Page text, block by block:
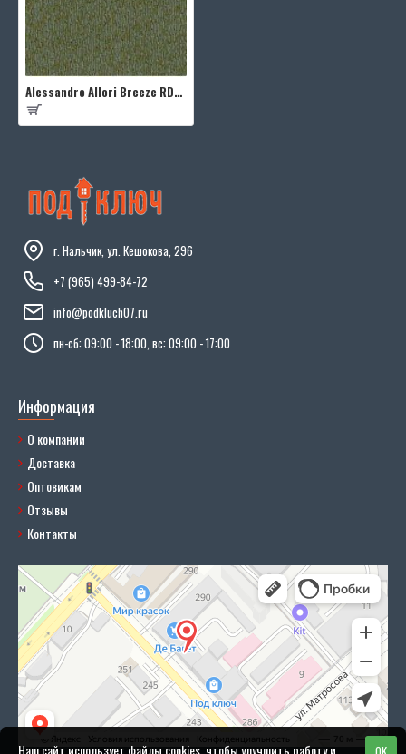
Alessandro Allori Breeze RDT2205-8
г. Нальчик, ул. Кешокова, 296
+7 (965) 499-84-72
info@podkluch07.ru
пн-сб: 09:00 - 18:00, вс: 09:00 - 17:00
Информация
О компании
Доставка
Оптовикам
Отзывы
Контакты
Наш сайт использует файлы cookies, чтобы улучшить работу и